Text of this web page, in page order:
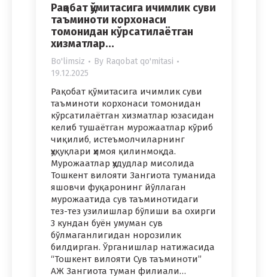
Рақобат қўмитасига ичимлик суви
таъминоти корхонаси
томонидан кўрсатилаётган
хизматлар…
Bo'limsiz By Raqobat qo'mitasi
19.12.2025
Рақобат қўмитасига ичимлик суви
таъминоти корхонаси томонидан
кўрсатилаётган хизматлар юзасидан
келиб тушаётган мурожаатлар кўриб
чиқилиб, истеъмолчиларнинг
ҳуқуқлари ҳимоя қилинмоқда.
Мурожаатлар ҳудудлар мисолида
Тошкент вилояти Зангиота туманида
яшовчи фуқаронинг йўллаган
мурожаатида сув таъминотидаги
тез-тез узилишлар бўлиши ва охирги
3 кундан буён умуман сув
бўлмаганлигидан норозилик
билдирган. Ўрганишлар натижасида
“Тошкент вилояти Сув таъминоти”
АЖ Зангиота туман филиали…